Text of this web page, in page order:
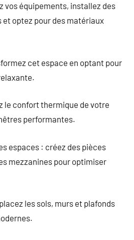
vos équipements, installez des
optez pour des matériaux
cet espace en optant pour
le confort thermique de votre
performantes.
espaces : créez des pièces
mezzanines pour optimiser
les sols, murs et plafonds